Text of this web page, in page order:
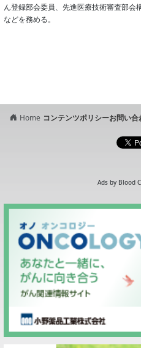
ん登録部会委員、先進医療技術審査部会
などを務める。
Home コンテンツポリシーお問い合
Ads by Blood